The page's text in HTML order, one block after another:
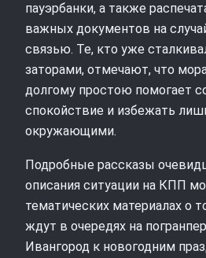
пауэрбанки, а также
важных документов на
связью. Те, кто уже
заторами, отмечают, что
долгому простою помогает
спокойствие и избежать
окружающими.
Подробные рассказы
описания ситуации на КПП
тематических материалах о
ждут в очередях на
Ивангород к новогодним